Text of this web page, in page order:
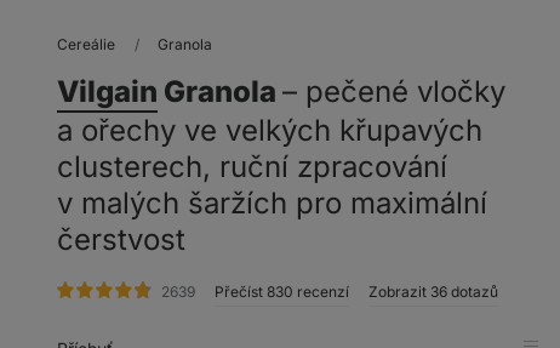
Cereálie Granola
Vilgain Granola ⁠–⁠ pečené vločky
a ořechy ve velkých křupavých
clusterech, ruční zpracování
v malých šaržích pro maximální
čerstvost
2639hodnocení
Přečíst 830 recenzí Zobrazit 36 dotazů